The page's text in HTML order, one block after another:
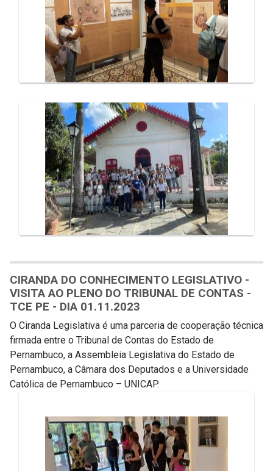
CIRANDA DO CONHECIMENTO LEGISLATIVO -
VISITA AO PLENO DO TRIBUNAL DE CONTAS -
TCE PE - DIA 01.11.2023
O Ciranda Legislativa é uma parceria de cooperação técnica
firmada entre o Tribunal de Contas do Estado de
Pernambuco, a Assembleia Legislativa do Estado de
Pernambuco, a Câmara dos Deputados e a Universidade
Católica de Pernambuco – UNICAP.